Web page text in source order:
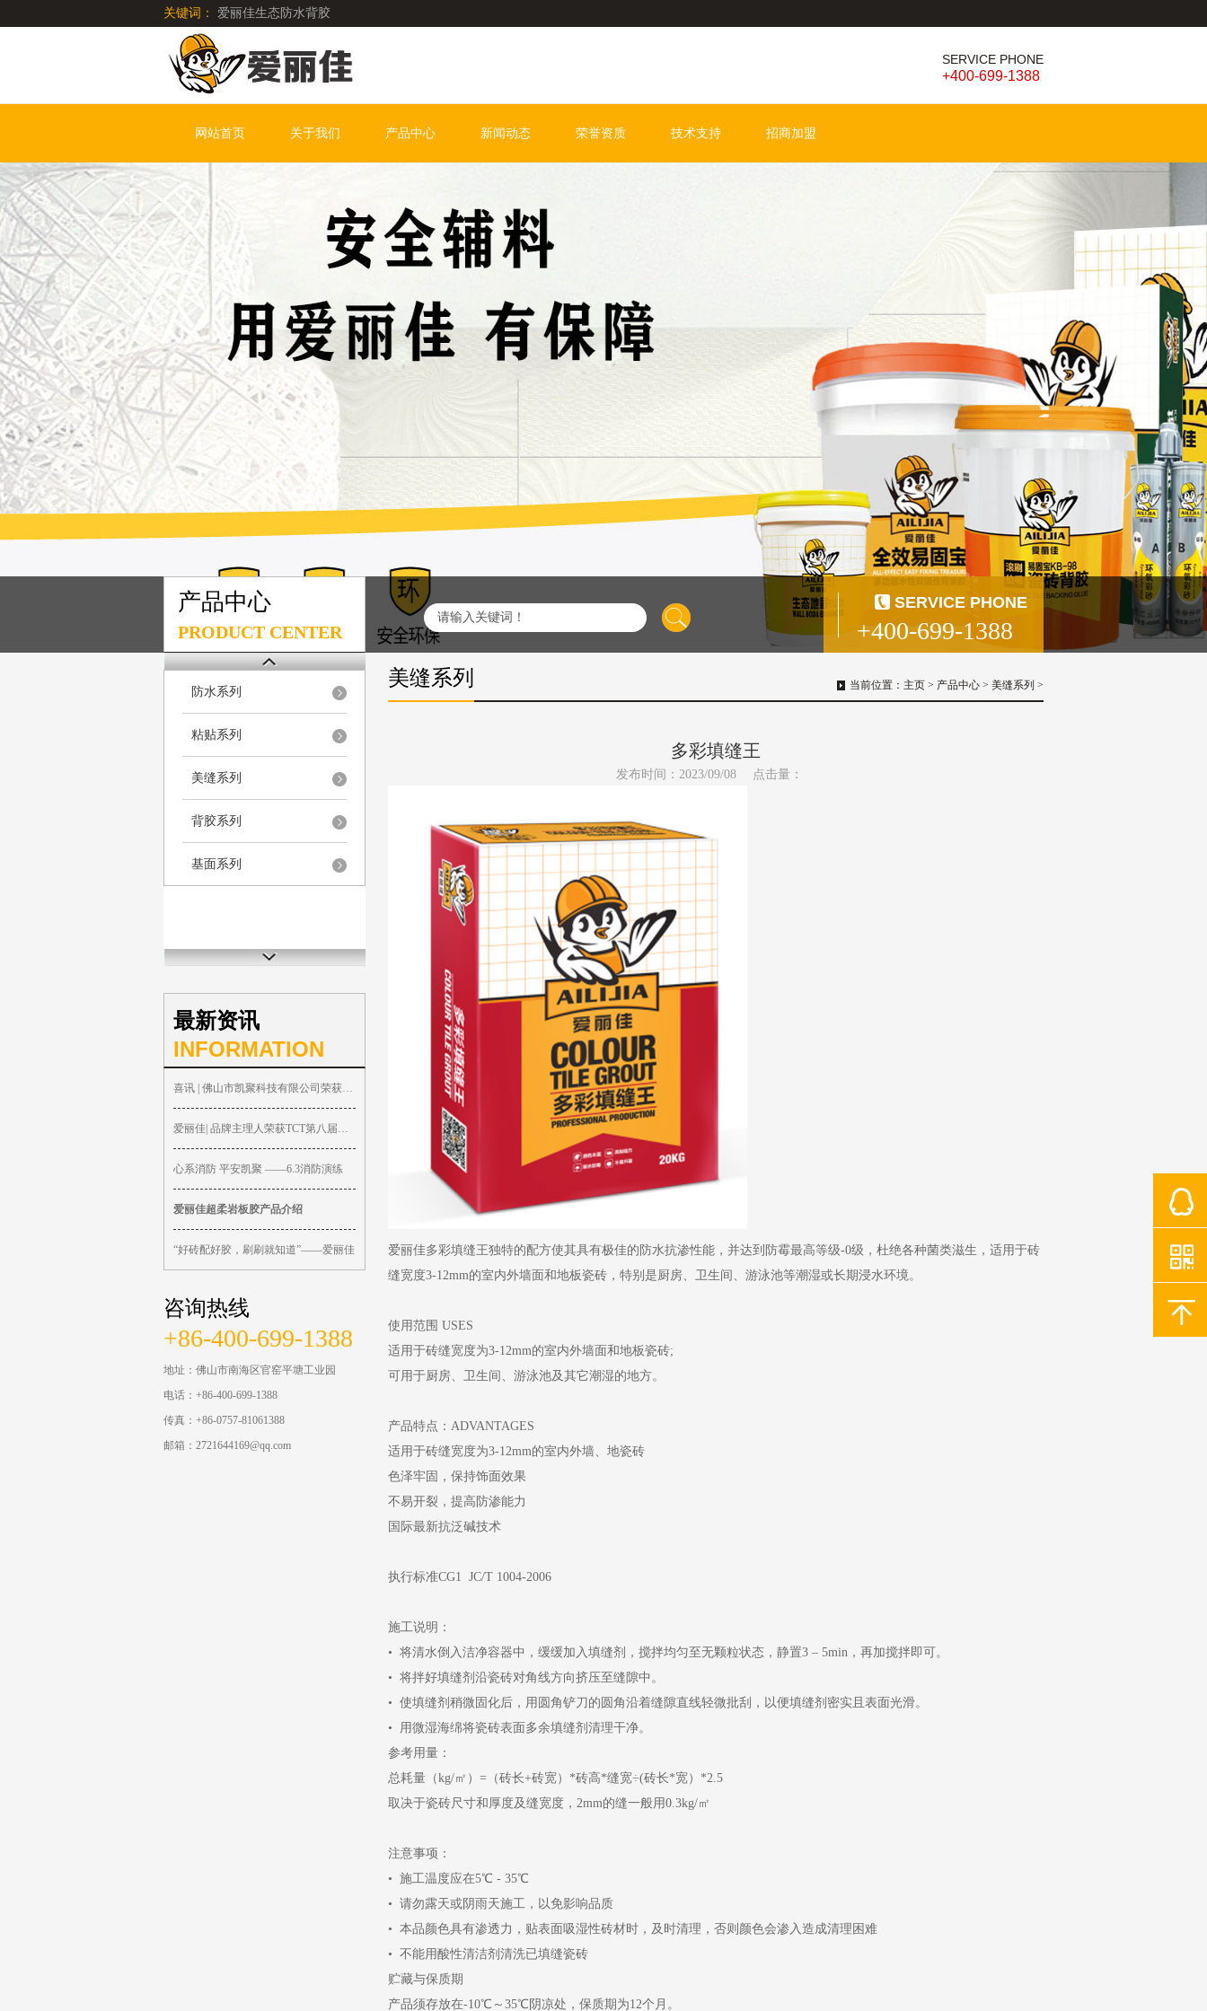
关键词： 爱丽佳生态防水背胶
SERVICE PHONE
+400-699-1388
网站首页 关于我们 产品中心 新闻动态 荣誉资质 技术支持 招商加盟
产品中心
PRODUCT CENTER
SERVICE PHONE
+400-699-1388
防水系列
粘贴系列
美缝系列
背胶系列
基面系列
最新资讯
INFORMATION
喜讯 | 佛山市凯聚科技有限公司荣获TCT全
爱丽佳| 品牌主理人荣获TCT第八届专家委
心系消防 平安凯聚 ——6.3消防演练
爱丽佳超柔岩板胶产品介绍
“好砖配好胶，刷刷就知道”——爱丽佳
咨询热线
+86-400-699-1388
地址：佛山市南海区官窑平塘工业园
电话：+86-400-699-1388
传真：+86-0757-81061388
邮箱：2721644169@qq.com
美缝系列 当前位置： 主页 > 产品中心 > 美缝系列 >
多彩填缝王
发布时间：2023/09/08 点击量：
爱丽佳多彩填缝王独特的配方使其具有极佳的防水抗渗性能，并达到防霉最高等级-0级，杜绝各种菌类滋生，适用于砖
缝宽度3-12mm的室内外墙面和地板瓷砖，特别是厨房、卫生间、游泳池等潮湿或长期浸水环境。
使用范围 USES
适用于砖缝宽度为3-12mm的室内外墙面和地板瓷砖;
可用于厨房、卫生间、游泳池及其它潮湿的地方。
产品特点 ： ADVANTAGES
适用于砖缝宽度为3-12mm的室内外墙、地瓷砖
色泽牢固，保持饰面效果
不易开裂，提高防渗能力
国际最新抗泛碱技术
执行标准CG1 JC/T 1004-2006
施工说明：
• 将清水倒入洁净容器中，缓缓加入填缝剂，搅拌均匀至无颗粒状态，静置3 – 5min，再加搅拌即可。
• 将拌好填缝剂沿瓷砖对角线方向挤压至缝隙中。
• 使填缝剂稍微固化后，用圆角铲刀的圆角沿着缝隙直线轻微批刮，以便填缝剂密实且表面光滑。
• 用微湿海绵将瓷砖表面多余填缝剂清理干净。
参考用量：
总耗量（kg/㎡）=（砖长+砖宽）*砖高*缝宽÷(砖长*宽）*2.5
取决于瓷砖尺寸和厚度及缝宽度，2mm的缝一般用0.3kg/㎡
注意事项：
• 施工温度应在5℃ - 35℃
• 请勿露天或阴雨天施工，以免影响品质
• 本品颜色具有渗透力，贴表面吸湿性砖材时，及时清理，否则颜色会渗入造成清理困难
• 不能用酸性清洁剂清洗已填缝瓷砖
贮藏与保质期
产品须存放在-10℃～35℃阴凉处，保质期为12个月。